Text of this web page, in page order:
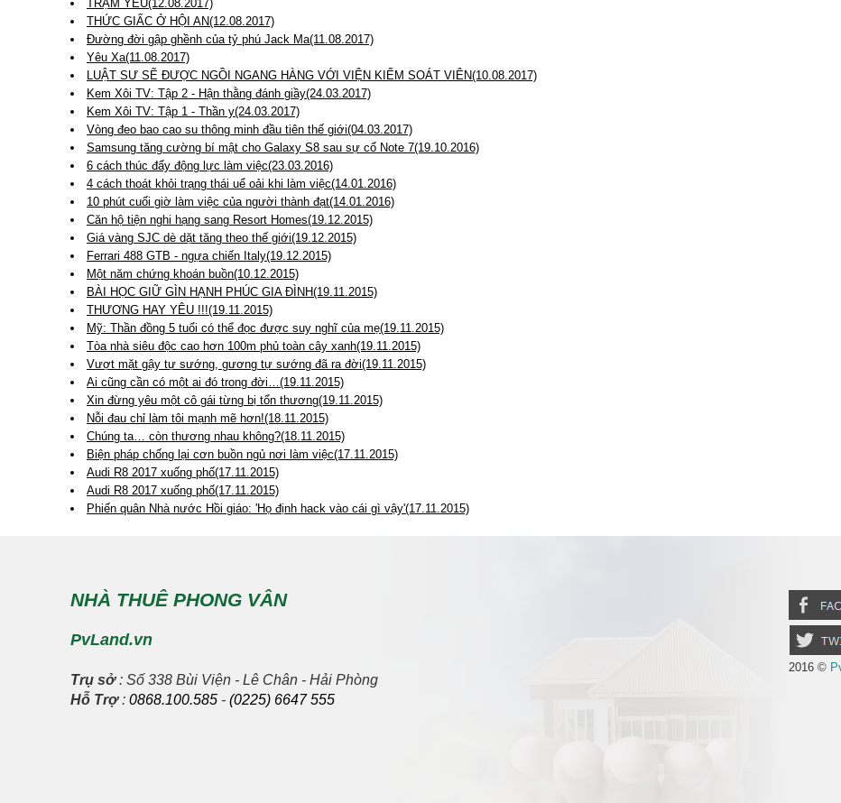
TRẠM YÊU(12.08.2017)
THỨC GIẤC Ở HỘI AN(12.08.2017)
Đường đời gập ghềnh của tỷ phú Jack Ma(11.08.2017)
Yêu Xa(11.08.2017)
LUẬT SƯ SẼ ĐƯỢC NGỒI NGANG HÀNG VỚI VIỆN KIỂM SOÁT VIÊN(10.08.2017)
Kem Xôi TV: Tập 2 - Hận thằng đánh giầy(24.03.2017)
Kem Xôi TV: Tập 1 - Thần y(24.03.2017)
Vòng đeo bao cao su thông minh đầu tiên thế giới(04.03.2017)
Samsung tăng cường bí mật cho Galaxy S8 sau sự cố Note 7(19.10.2016)
6 cách thúc đẩy động lực làm việc(23.03.2016)
4 cách thoát khỏi trạng thái uể oải khi làm việc(14.01.2016)
10 phút cuối giờ làm việc của người thành đạt(14.01.2016)
Căn hộ tiện nghi hạng sang Resort Homes(19.12.2015)
Giá vàng SJC dè dặt tăng theo thế giới(19.12.2015)
Ferrari 488 GTB - ngựa chiến Italy(19.12.2015)
Một năm chứng khoán buồn(10.12.2015)
BÀI HỌC GIỮ GÌN HẠNH PHÚC GIA ĐÌNH(19.11.2015)
THƯƠNG HAY YÊU !!!(19.11.2015)
Mỹ: Thần đồng 5 tuổi có thể đọc được suy nghĩ của mẹ(19.11.2015)
Tòa nhà siêu độc cao hơn 100m phủ toàn cây xanh(19.11.2015)
Vượt mặt gậy tự sướng, gương tự sướng đã ra đời(19.11.2015)
Ai cũng cần có một ai đó trong đời…(19.11.2015)
Xin đừng yêu một cô gái từng bị tổn thương(19.11.2015)
Nỗi đau chỉ làm tôi mạnh mẽ hơn!(18.11.2015)
Chúng ta… còn thương nhau không?(18.11.2015)
Biện pháp chống lại cơn buồn ngủ nơi làm việc(17.11.2015)
Audi R8 2017 xuống phố(17.11.2015)
Audi R8 2017 xuống phố(17.11.2015)
Phiến quân Nhà nước Hồi giáo: 'Họ định hack vào cái gì vậy'(17.11.2015)
NHÀ THUÊ PHONG VÂN
PvLand.vn
Trụ sở: Số 338 Bùi Viện - Lê Chân - Hải Phòng
Hỗ Trợ: 0868.100.585 - (0225) 6647 555
2016 ©